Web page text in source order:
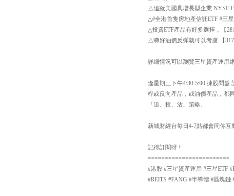
△追蹤美國具增長型企業 NYSE
△#全港首隻房地產信託ETF #三
△投資ETF產品有好多選擇，【
△睇好油價反彈就可以考慮 【
詳細情況可以瀏覽三星資產運用
逢星期三下午4:30-5:00 揀股問
桿或反向產品，或油價產品，都
「追、揸、沽」策略。
新城財經台每日4-7點都會同你互
記得訂閱呀！
========================
#港股 #三星資產運用 #三星ETF
#REITS #FANG #半導體 #區塊鏈